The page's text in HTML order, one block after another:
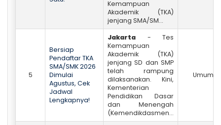
Kemampuan
Akademik (TKA)
jenjang SMA/SM...
5
Bersiap
Pendaftar TKA
SMA/SMK 2026
Dimulai
Agustus, Cek
Jadwal
Lengkapnya!
Jakarta - Tes
Kemampuan
Akademik (TKA)
jenjang SD dan SMP
telah rampung
dilaksanakan. Kini,
Kementerian
Pendidikan Dasar
dan Menengah
(Kemendikdasmen...
Umum